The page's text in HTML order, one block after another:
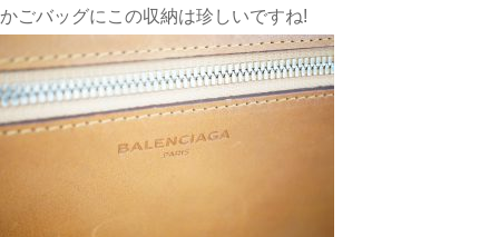
かごバッグにこの収納は珍しいですね!